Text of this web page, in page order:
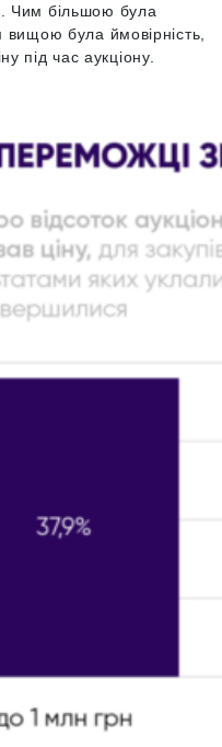
Чим більшою була
вищою була ймовірність,
під час аукціону.